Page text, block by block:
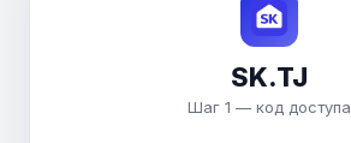
SK.TJ
Шаг 1 — код доступа